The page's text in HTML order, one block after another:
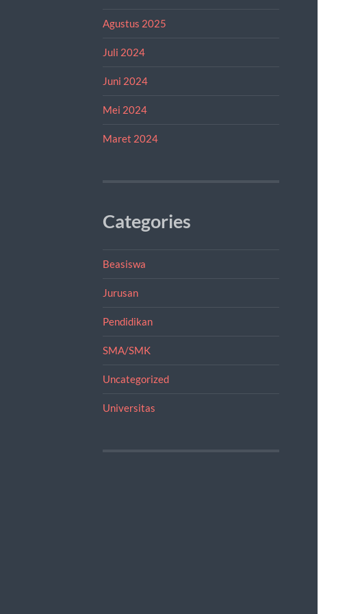
Agustus 2025
Juli 2024
Juni 2024
Mei 2024
Maret 2024
Categories
Beasiswa
Jurusan
Pendidikan
SMA/SMK
Uncategorized
Universitas